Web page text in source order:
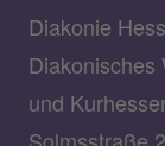
Diakonie
Diakonisches
und
Solmsstraße